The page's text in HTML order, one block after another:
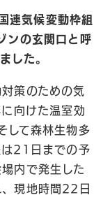
気候変動枠組
ンの玄関口と呼
した。
策のための気
向けた温室効
して森林生物多
は21日までの予
内で発生した
現地時間22日